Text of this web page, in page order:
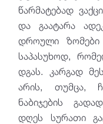
წარმატებად
და გაატარა
დროული ზომები
საპასუხოდ,
დგას. კარგად
არის, თუმცა,
ნაბიჯების
დღეს სურათი